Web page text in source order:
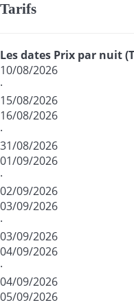
Tarifs
Les dates Prix par nuit
10/08/2026
·
15/08/2026
16/08/2026
·
31/08/2026
01/09/2026
·
02/09/2026
03/09/2026
·
03/09/2026
04/09/2026
·
04/09/2026
05/09/2026